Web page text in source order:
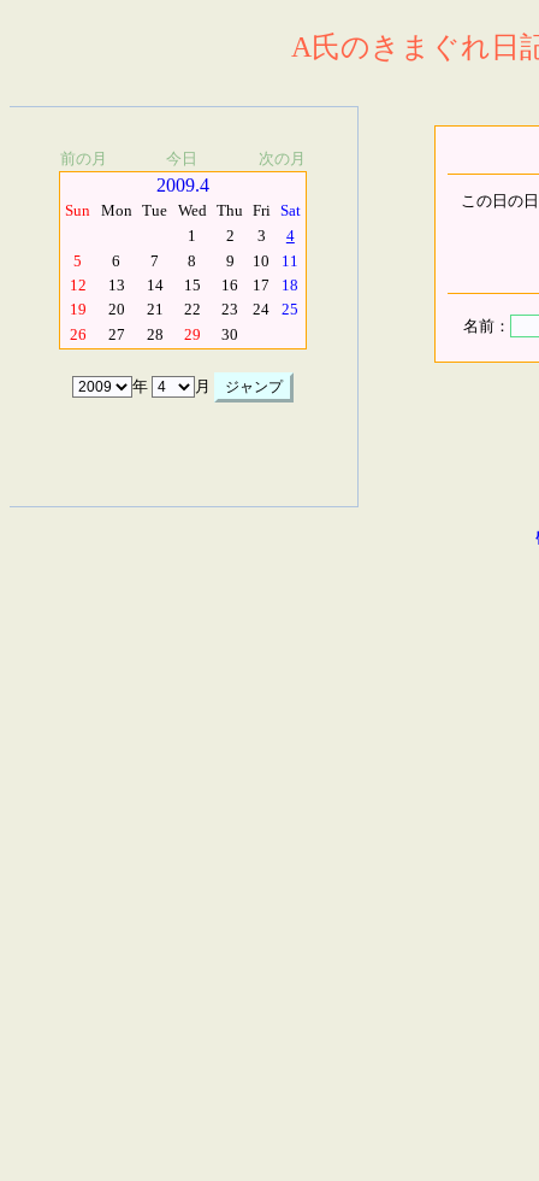
A氏のきまぐれ日
前の月 今日 次の月
2009.4
Sun Mon Tue Wed Thu Fri Sat
1
2 3
4
5
6 7 8 9 10
11
12
13 14 15 16 17
18
19
20 21 22 23 24
25
26
27 28 29 30
年 月
この日の
名前：